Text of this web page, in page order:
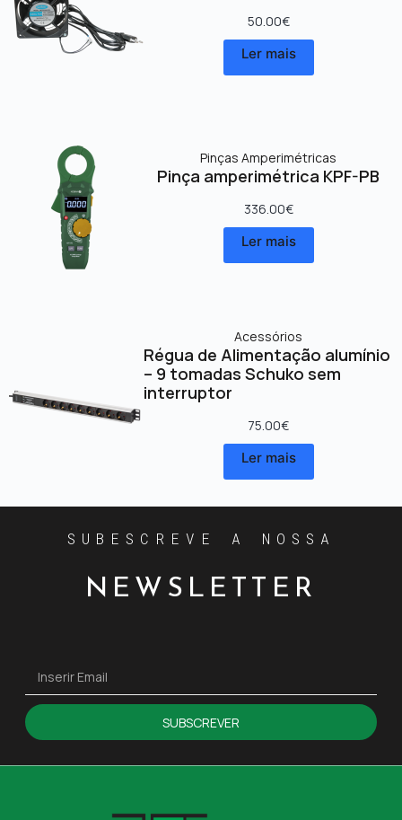
50.00€
Ler mais
Pinças Amperimétricas
Pinça amperimétrica KPF-PB
336.00€
Ler mais
Acessórios
Régua de Alimentação alumínio
– 9 tomadas Schuko sem
interruptor
75.00€
Ler mais
SUBESCREVE A NOSSA
NEWSLETTER
SUBSCREVER